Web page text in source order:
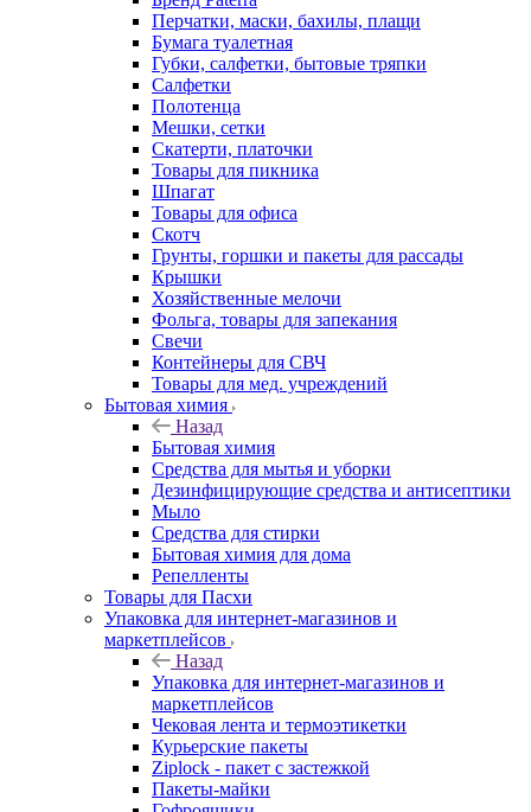
Перчатки, маски, бахилы, плащи
Бумага туалетная
Губки, салфетки, бытовые тряпки
Салфетки
Полотенца
Мешки, сетки
Скатерти, платочки
Товары для пикника
Шпагат
Товары для офиса
Скотч
Грунты, горшки и пакеты для рассады
Крышки
Хозяйственные мелочи
Фольга, товары для запекания
Свечи
Контейнеры для СВЧ
Товары для мед. учреждений
Бытовая химия
Назад
Бытовая химия
Средства для мытья и уборки
Дезинфицирующие средства и антисептики
Мыло
Средства для стирки
Бытовая химия для дома
Репелленты
Товары для Пасхи
Упаковка для интернет-магазинов и
маркетплейсов
Назад
Упаковка для интернет-магазинов и
маркетплейсов
Чековая лента и термоэтикетки
Курьерские пакеты
Ziplock - пакет с застежкой
Пакеты-майки